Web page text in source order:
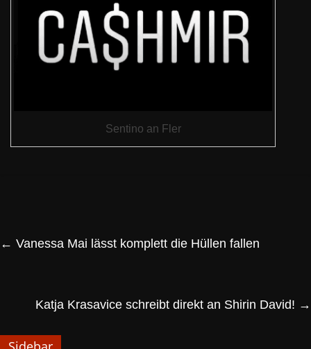
Sentino an Fler
← Vanessa Mai lässt komplett die Hüllen fallen
Katja Krasavice schreibt direkt an Shirin David! →